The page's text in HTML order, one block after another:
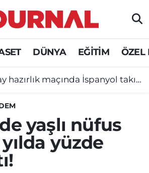
DÜNYA EĞİTİM ÖZEL
maçında İspanyol takımına yenildi
yaşlı nüfus
yüzde
Durumu ve Fikstür